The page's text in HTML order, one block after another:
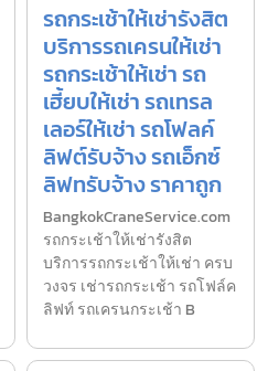
รถกระเช้าให้เช่ารังสิต
บริการรถเครนให้เช่า
รถกระเช้าให้เช่า รถ
เฮี้ยบให้เช่า รถเทรล
เลอร์ให้เช่า รถโฟลค์
ลิฟต์รับจ้าง รถเอ็กซ์
ลิฟทรับจ้าง ราคาถูก
BangkokCraneService.com
รถกระเช้าให้เช่ารังสิต
บริการรถกระเช้าให้เช่า ครบ
วงจร เช่ารถกระเช้า รถโฟล์ค
ลิฟท์ รถเครนกระเช้า B